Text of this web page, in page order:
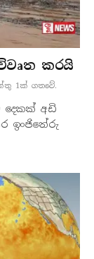
කරයි
1ක් ගතවේ.
දෙකක් අඩි
ඉංජිනේරු